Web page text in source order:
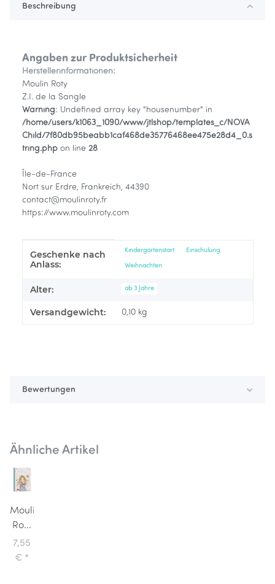
Beschreibung
Angaben zur Produktsicherheit
Herstellerinformationen:
Moulin Roty
Z.I. de la Sangle
Warning: Undefined array key "housenumber" in
/home/users/k1063_1090/www/jtlshop/templates_c/NOVA
Child/7f80db95beabb1caf468de35776468ee475e28d4_0.s
tring.php on line 28
Île-de-France
Nort sur Erdre, Frankreich, 44390
contact@moulinroty.fr
https://www.moulinroty.com
Produkteigenschaft
Wert
Geschenke nach
Anlass:
Kindergartenstart Einschulung
Weihnachten
Alter: ab 3 Jahre
Versandgewicht: 0,10 kg
Bewertungen
Ähnliche Artikel
Moulin
Roty
Malbuch
'Les
7,55
€ *